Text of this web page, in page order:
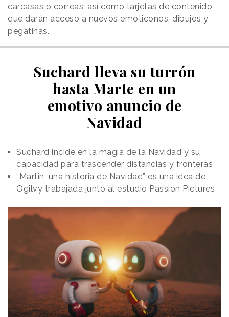
carcasas o correas; así como tarjetas de contenido,
que darán acceso a nuevos emoticonos, dibujos y
pegatinas.
Suchard lleva su turrón
hasta Marte en un
emotivo anuncio de
Navidad
Suchard incide en la magia de la Navidad y su
capacidad para trascender distancias y fronteras
“Martin, una historia de Navidad” es una idea de
Ogilvy trabajada junto al estudio Passion Pictures